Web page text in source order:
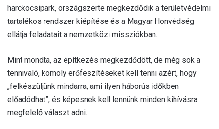
harckocsipark, országszerte megkezdődik a területvédelmi
tartalékos rendszer kiépítése és a Magyar Honvédség
ellátja feladatait a nemzetközi missziókban.
Mint mondta, az építkezés megkezdődött, de még sok a
tennivaló, komoly erőfeszítéseket kell tenni azért, hogy
„felkészüljünk mindarra, ami ilyen háborús időkben
előadódhat”, és képesnek kell lennünk minden kihívásra
megfelelő választ adni.